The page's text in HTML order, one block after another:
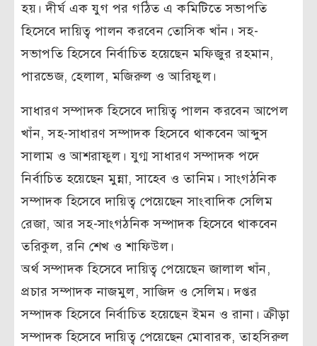
হয়। দীর্ঘ এক যুগ পর গঠিত এ কমিটিতে সভাপতি
হিসেবে দায়িত্ব পালন করবেন তোসিক খাঁন। সহ-
সভাপতি হিসেবে নির্বাচিত হয়েছেন মফিজুর রহমান,
পারভেজ, হেলাল, মজিরুল ও আরিফুল।
সাধারণ সম্পাদক হিসেবে দায়িত্ব পালন করবেন আপেল
খাঁন, সহ-সাধারণ সম্পাদক হিসেবে থাকবেন আব্দুস
সালাম ও আশরাফুল। যুগ্ম সাধারণ সম্পাদক পদে
নির্বাচিত হয়েছেন মুন্না, সাহেব ও তানিম। সাংগঠনিক
সম্পাদক হিসেবে দায়িত্ব পেয়েছেন সাংবাদিক সেলিম
রেজা, আর সহ-সাংগঠনিক সম্পাদক হিসেবে থাকবেন
তরিকুল, রনি শেখ ও শাফিউল।
অর্থ সম্পাদক হিসেবে দায়িত্ব পেয়েছেন জালাল খাঁন,
প্রচার সম্পাদক নাজমুল, সাজিদ ও সেলিম। দপ্তর
সম্পাদক হিসেবে নির্বাচিত হয়েছেন ইমন ও রানা। ক্রীড়া
সম্পাদক হিসেবে দায়িত্ব পেয়েছেন মোবারক, তাহসিরুল